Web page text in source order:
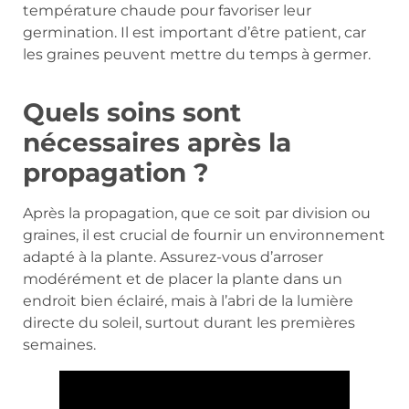
température chaude pour favoriser leur
germination. Il est important d’être patient, car
les graines peuvent mettre du temps à germer.
Quels soins sont
nécessaires après la
propagation ?
Après la propagation, que ce soit par division ou
graines, il est crucial de fournir un environnement
adapté à la plante. Assurez-vous d’arroser
modérément et de placer la plante dans un
endroit bien éclairé, mais à l’abri de la lumière
directe du soleil, surtout durant les premières
semaines.